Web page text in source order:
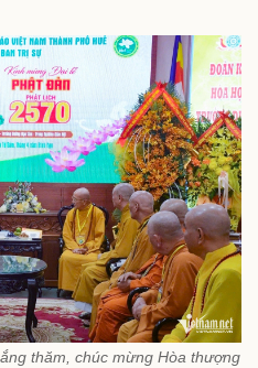
thăm, chúc mừng Hòa thượng